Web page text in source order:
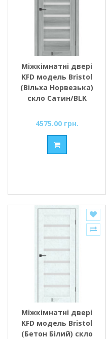
Міжкімнатні двері
KFD модель Bristol
(Вільха Норвезька)
скло Сатин/BLK
4575.00 грн.
Міжкімнатні двері
KFD модель Bristol
(Бетон Білий) скло